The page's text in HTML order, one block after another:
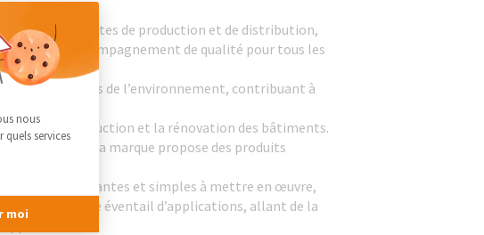
de nombreux sites de production et de distribution,
et un accompagnement de qualité pour tous les
respectueuses de l’environnement, contribuant à
pour la construction et la rénovation des bâtiments.
et les sols, la marque propose des produits
la fois performantes et simples à mettre en œuvre,
un large éventail d’applications, allant de la
: Personnalisez vos Options
nous
services
moi